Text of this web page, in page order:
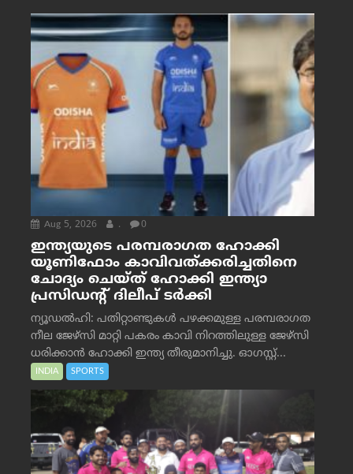
Aug 5, 2026 . 0
ഇന്ത്യയുടെ പരമ്പരാഗത ഹോക്കി
യൂണിഫോം കാവിവത്ക്കരിച്ചതിനെ
ചോദ്യം ചെയ്ത് ഹോക്കി ഇന്ത്യാ
പ്രസിഡന്റ് ദിലീപ് ടര്‍ക്കി
ന്യൂഡൽഹി: പതിറ്റാണ്ടുകൾ പഴക്കമുള്ള പരമ്പരാഗത
നീല ജേഴ്‌സി മാറ്റി പകരം കാവി നിറത്തിലുള്ള ജേഴ്‌സി
ധരിക്കാൻ ഹോക്കി ഇന്ത്യ തീരുമാനിച്ചു. ഓഗസ്റ്റ്...
INDIA SPORTS